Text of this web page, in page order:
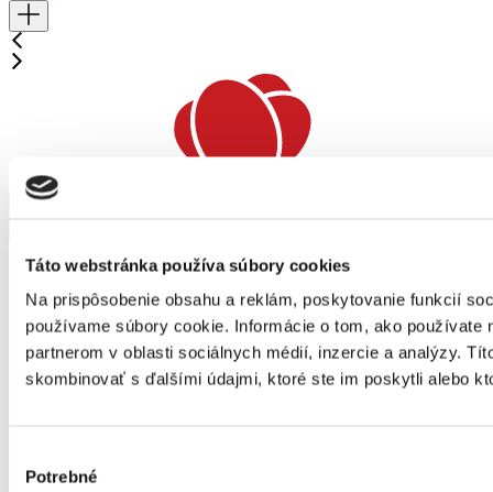
Táto webstránka používa súbory cookies
Na prispôsobenie obsahu a reklám, poskytovanie funkcií
používame súbory cookie. Informácie o tom, ako používate
partnerom v oblasti sociálnych médií, inzercie a analýzy.
skombinovať s ďalšími údajmi, ktoré ste im poskytli alebo
súhlasu
Potrebné